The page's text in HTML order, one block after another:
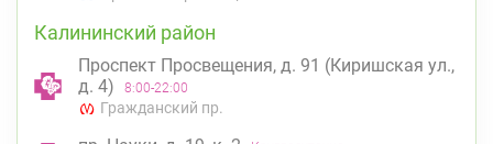
Калининский район
Проспект Просвещения, д. 91 (Киришская ул.,
д. 4)
8:00-22:00
Гражданский пр.